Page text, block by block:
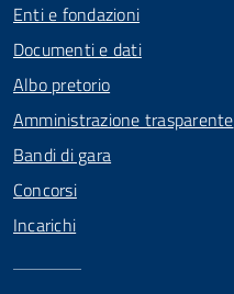
Enti e fondazioni
Documenti e dati
Albo pretorio
Amministrazione trasparente
Bandi di gara
Concorsi
Incarichi